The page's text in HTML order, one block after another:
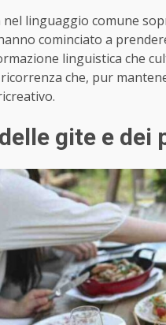
nel linguaggio comune
cominciato a
linguistica che
che, pur
gite e dei